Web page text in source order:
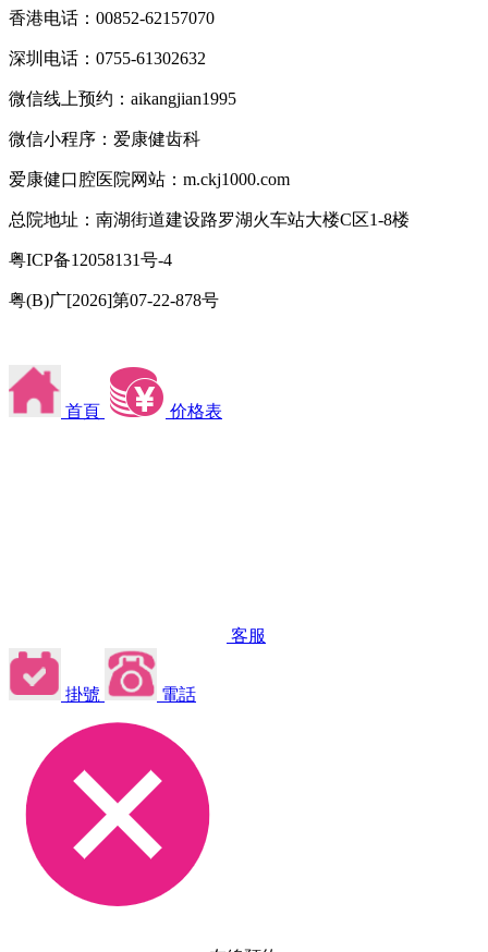
香港电话：00852-62157070
深圳电话：0755-61302632
微信线上预约：aikangjian1995
微信小程序：爱康健齿科
爱康健口腔医院网站：m.ckj1000.com
总院地址：南湖街道建设路罗湖火车站大楼C区1-8楼
粤ICP备12058131号-4
粤(B)广[2026]第07-22-878号
首頁 价格表
客服
掛號 電話